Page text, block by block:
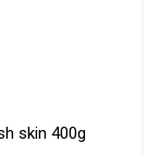
skin 400g